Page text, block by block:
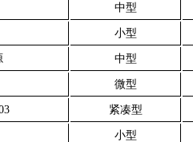
中型
小型
中型
微型
紧凑型
小型